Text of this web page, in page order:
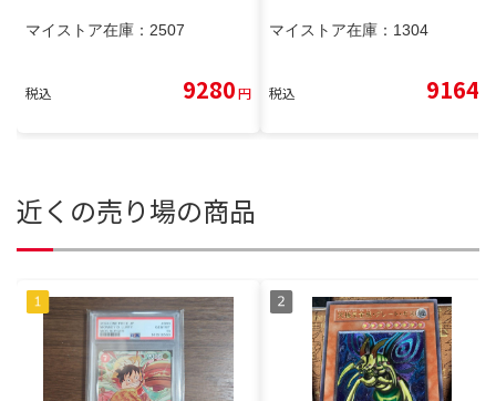
マイストア在庫： 2507
税込 9280円
マイストア在庫： 1304
税込 9164
近くの売り場の商品